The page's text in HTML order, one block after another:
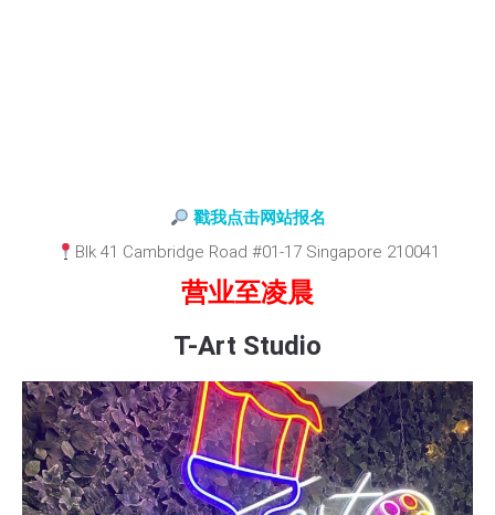
戳我点击网站报名
Blk 41 Cambridge Road #01-17 Singapore 210041
营业至凌晨
T-Art Studio